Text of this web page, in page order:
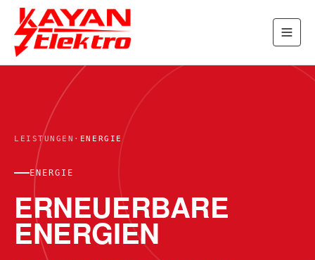
LEISTUNGEN · ENERGIE
ENERGIE
ERNEUERBARE
ENERGIEN